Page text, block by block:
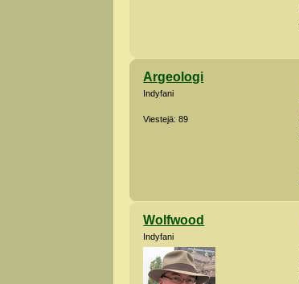
Argeologi
Indyfani
Viestejä: 89
Wolfwood
Indyfani